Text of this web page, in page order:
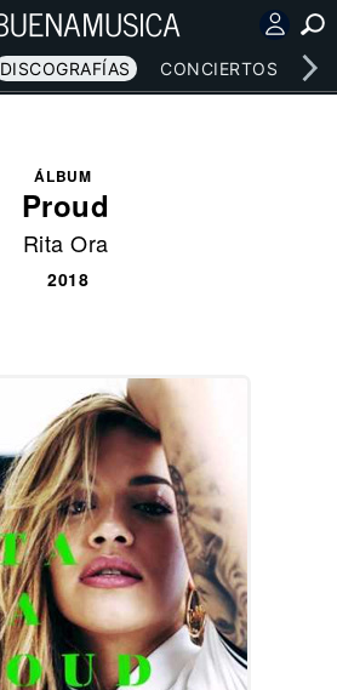
DISCOGRAFÍAS CONCIERTOS
ÁLBUM
Proud
Rita Ora
2018